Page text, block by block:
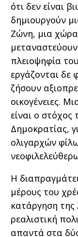
ότι δεν είναι
δημιουργούν
Ζώνη, μια χώρα
πλειοψηφία
εργάζονται δε
ζήσουν
οικογένειες.
είναι ο
Δημοκρατίας,
ολιγαρχών
Η
μέρους του
κατάργηση της
ρεαλιστική
απαντά στα